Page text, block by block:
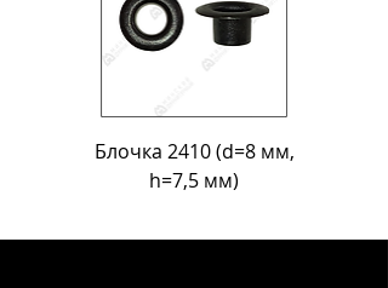
Блочка 2410 (d=8 мм,
h=7,5 мм)